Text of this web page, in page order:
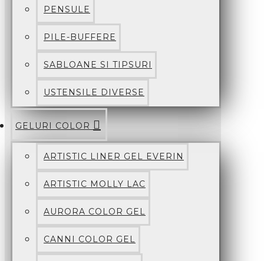
PENSULE
PILE-BUFFERE
SABLOANE SI TIPSURI
USTENSILE DIVERSE
GELURI COLOR
ARTISTIC LINER GEL EVERIN
ARTISTIC MOLLY LAC
AURORA COLOR GEL
CANNI COLOR GEL